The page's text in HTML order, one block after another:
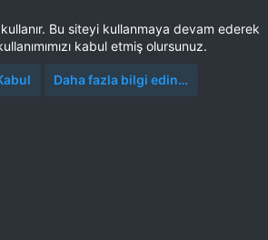
Bu siteyi kullanmaya devam ederek
kabul etmiş olursunuz.
Daha fazla bilgi edin…